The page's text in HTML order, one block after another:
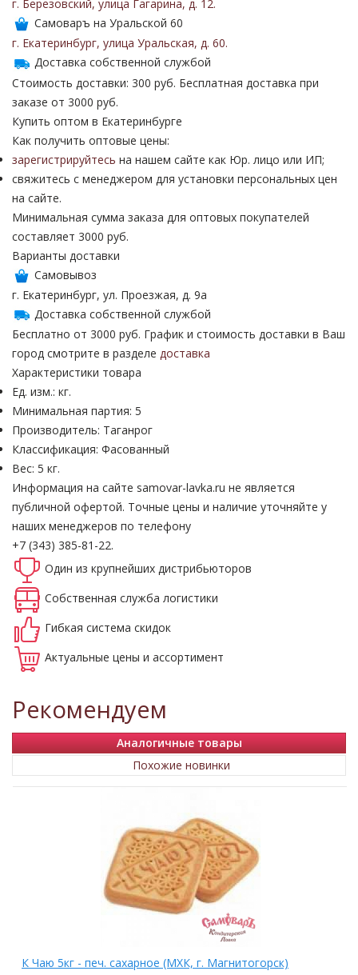
г. Березовский, улица Гагарина, д. 12.
Самоваръ на Уральской 60
г. Екатеринбург, улица Уральская, д. 60.
Доставка собственной службой
Стоимость доставки: 300 руб. Бесплатная доставка при
заказе от 3000 руб.
Купить оптом в Екатеринбурге
Как получить оптовые цены:
зарегистрируйтесь на нашем сайте как Юр. лицо или ИП;
свяжитесь с менеджером для установки персональных цен
на сайте.
Минимальная сумма заказа для оптовых покупателей
составляет 3000 руб.
Варианты доставки
Самовывоз
г. Екатеринбург, ул. Проезжая, д. 9а
Доставка собственной службой
Бесплатно от 3000 руб. График и стоимость доставки в Ваш
город смотрите в разделе доставка
Характеристики товара
Ед. изм.: кг.
Минимальная партия: 5
Производитель: Таганрог
Классификация: Фасованный
Вес: 5 кг.
Информация на сайте samovar-lavka.ru не является
публичной офертой. Точные цены и наличие уточняйте у
наших менеджеров по телефону
+7 (343) 385-81-22.
Один из крупнейших дистрибьюторов
Собственная служба логистики
Гибкая система скидок
Актуальные цены и ассортимент
Рекомендуем
Аналогичные товары
Похожие новинки
К Чаю 5кг - печ. сахарное (МХК, г. Магнитогорск)